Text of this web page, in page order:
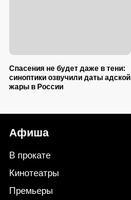
Спасения не будет даже в тени:
синоптики озвучили даты адской
жары в России
Афиша
В прокате
Кинотеатры
Премьеры